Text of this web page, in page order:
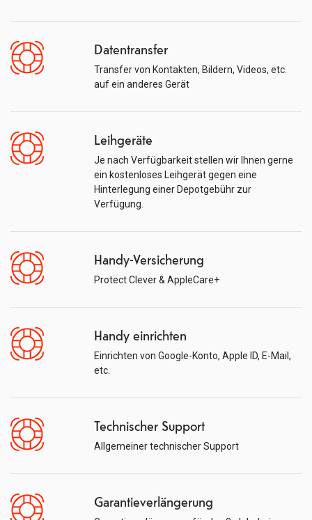
Datentransfer
Transfer von Kontakten, Bildern, Videos, etc.
auf ein anderes Gerät
Leihgeräte
Je nach Verfügbarkeit stellen wir Ihnen gerne
ein kostenloses Leihgerät gegen eine
Hinterlegung einer Depotgebühr zur
Verfügung.
Handy-Versicherung
Protect Clever & AppleCare+
Handy einrichten
Einrichten von Google-Konto, Apple ID, E-Mail,
etc.
Technischer Support
Allgemeiner technischer Support
Garantieverlängerung